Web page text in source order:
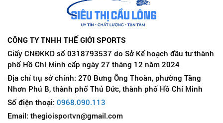
CÔNG TY TNHH THẾ GIỚI SPORTS
Giấy CNĐKKD số 0318793537 do Sở Kế hoạch đầu tư thành
phố Hồ Chí Minh cấp ngày 27 tháng 12 năm 2024
Địa chỉ trụ sở chính: 270 Bưng Ông Thoàn, phường Tăng
Nhơn Phú B, thành phố Thủ Đức, thành phố Hồ Chí Minh
Số điện thoại: 0968.090.113
Email: thegioisportvn@gmail.com